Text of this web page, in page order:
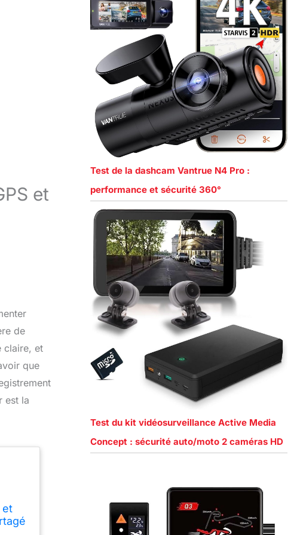
et
de
claire, et
que
est la
et
Test de la dashcam Vantrue N4 Pro :
performance et sécurité 360°
Test du kit vidéosurveillance Active Media
Concept : sécurité auto/moto 2 caméras HD